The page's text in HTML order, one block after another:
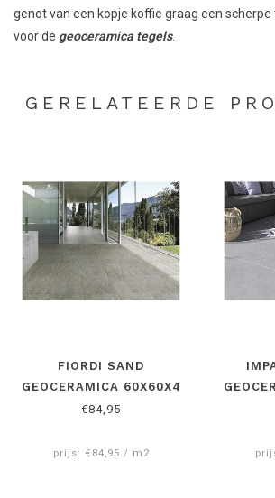
genot van een kopje koffie graag een
voor de geoceramica tegels.
GERELATEERDE
FIORDI SAND
GEOCERAMICA 60X60X4
CM
€84,95
prijs: €84,95 / m2